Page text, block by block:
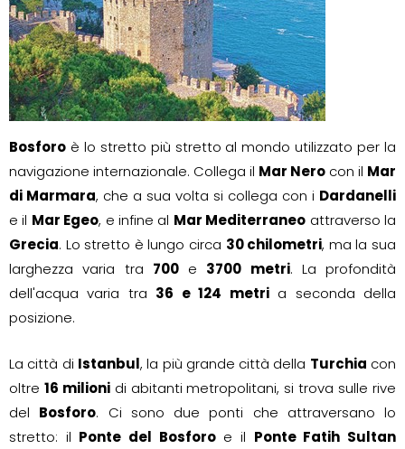
Bosforo è lo stretto più stretto al mondo utilizzato per la
navigazione internazionale. Collega il Mar Nero con il Mar
di Marmara, che a sua volta si collega con i Dardanelli
e il Mar Egeo, e infine al Mar Mediterraneo attraverso la
Grecia. Lo stretto è lungo circa 30 chilometri, ma la sua
larghezza varia tra 700e 3700 metri. La profondità
dell'acqua varia tra 36 e 124 metria seconda della
posizione.
La città di Istanbul, la più grande città della Turchia con
oltre 16 milionidi abitanti metropolitani, si trova sulle rive
del Bosforo. Ci sono due ponti che attraversano lo
stretto: il Ponte del Bosforoe il Ponte Fatih Sultan